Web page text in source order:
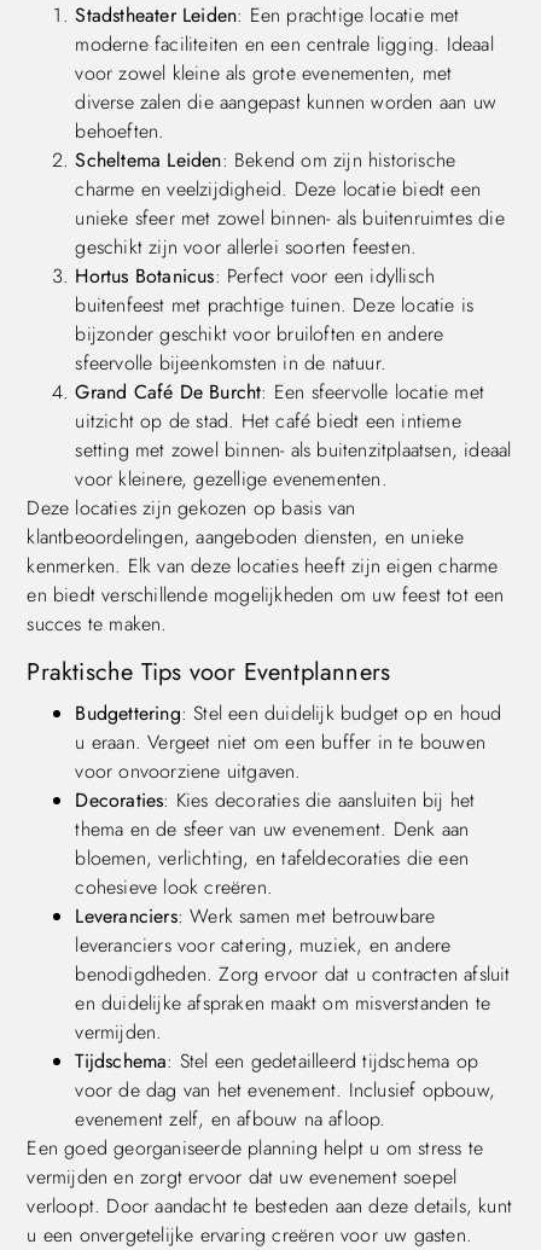
Stadstheater Leiden: Een prachtige locatie met
moderne faciliteiten en een centrale ligging. Ideaal
voor zowel kleine als grote evenementen, met
diverse zalen die aangepast kunnen worden aan uw
behoeften.
Scheltema Leiden: Bekend om zijn historische
charme en veelzijdigheid. Deze locatie biedt een
unieke sfeer met zowel binnen- als buitenruimtes die
geschikt zijn voor allerlei soorten feesten.
Hortus Botanicus: Perfect voor een idyllisch
buitenfeest met prachtige tuinen. Deze locatie is
bijzonder geschikt voor bruiloften en andere
sfeervolle bijeenkomsten in de natuur.
Grand Café De Burcht: Een sfeervolle locatie met
uitzicht op de stad. Het café biedt een intieme
setting met zowel binnen- als buitenzitplaatsen, ideaal
voor kleinere, gezellige evenementen.
Deze locaties zijn gekozen op basis van
klantbeoordelingen, aangeboden diensten, en unieke
kenmerken. Elk van deze locaties heeft zijn eigen charme
en biedt verschillende mogelijkheden om uw feest tot een
succes te maken.
Praktische Tips voor Eventplanners
Budgettering: Stel een duidelijk budget op en houd
u eraan. Vergeet niet om een buffer in te bouwen
voor onvoorziene uitgaven.
Decoraties: Kies decoraties die aansluiten bij het
thema en de sfeer van uw evenement. Denk aan
bloemen, verlichting, en tafeldecoraties die een
cohesieve look creëren.
Leveranciers: Werk samen met betrouwbare
leveranciers voor catering, muziek, en andere
benodigdheden. Zorg ervoor dat u contracten afsluit
en duidelijke afspraken maakt om misverstanden te
vermijden.
Tijdschema: Stel een gedetailleerd tijdschema op
voor de dag van het evenement. Inclusief opbouw,
evenement zelf, en afbouw na afloop.
Een goed georganiseerde planning helpt u om stress te
vermijden en zorgt ervoor dat uw evenement soepel
verloopt. Door aandacht te besteden aan deze details, kunt
u een onvergetelijke ervaring creëren voor uw gasten.